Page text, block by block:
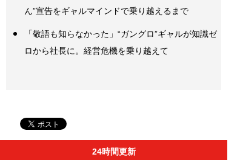
ん”宣告をギャルマインドで乗り越えるまで
「敬語も知らなかった」“ガングロ”ギャルが知識ゼ
ロから社長に。経営危機を乗り越えて
24時間更新